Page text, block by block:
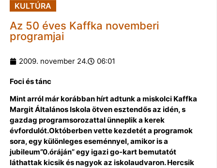
KULTÚRA
Az 50 éves Kaffka novemberi
programjai
2009. november 24. 06:01
Foci és tánc
Mint arról már korábban hírt adtunk a miskolci Kaffka
Margit Általános Iskola ötven esztendős az idén, s
gazdag programsorozattal ünneplik a kerek
évfordulót.Októberben vette kezdetét a programok
sora, egy különleges eseménnyel, amikor is a
jubileum”0.óráján” egy igazi go-kart bemutatót
láthattak kicsik és nagyok az iskolaudvaron. Hercsik